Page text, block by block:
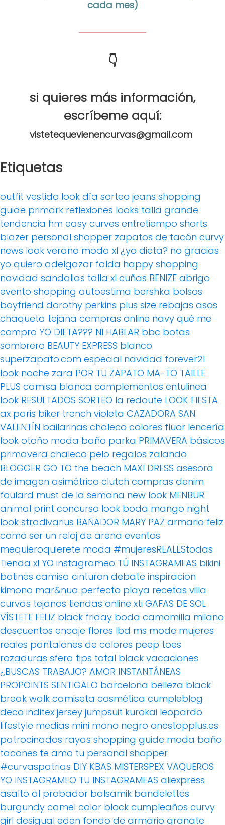
cada mes)
SÓLOPLAZAS
👇
si quieres más información,
escríbeme aquí:
vistetequevienencurvas@gmail.com
Etiquetas
outfit vestido look día sorteo jeans shopping
guide primark reflexiones looks talla grande
tendencia hm easy curves entretiempo shorts
blazer personal shopper zapatos de tacón curvy
news look verano moda xl ¿yo dieta? no gracias
yo quiero adelgazar falda happy shopping
navidad sandalias talla xl cuñas BENIZE abrigo
evento shopping autoestima bershka bolsos
boyfriend dorothy perkins plus size rebajas asos
chaqueta tejana compras online navy qué me
compro YO DIETA??? NI HABLAR bbc botas
sombrero BEAUTY EXPRESS blanco
superzapato.com especial navidad forever21
look noche zara POR TU ZAPATO MA-TO TAILLE
PLUS camisa blanca complementos entulinea
look RESULTADOS SORTEO la redoute LOOK FIESTA
ax paris biker trench violeta CAZADORA SAN
VALENTÍN bailarinas chaleco colores fluor lencería
look otoño moda baño parka PRIMAVERA básicos
primavera chaleco pelo regalos zalando
BLOGGER GO TO the beach MAXI DRESS asesora
de imagen asimétrico clutch compras denim
foulard must de la semana new look MENBUR
animal print concurso look boda mango night
look stradivarius BAÑADOR MARY PAZ armario feliz
como ser un reloj de arena eventos
mequieroquierete moda #mujeresREALEStodas
Tienda xl YO instagrameo TÚ INSTAGRAMEAS bikini
botines camisa cinturon debate inspiracion
kimono mar&nua perfecto playa recetas villa
curvas tejanos tiendas online xti GAFAS DE SOL
VÍSTETE FELIZ black friday boda camomilla milano
descuentos encaje flores lbd ms mode mujeres
reales pantalones de colores peep toes
rozaduras sfera tips total black vacaciones
¿BUSCAS TRABAJO? AMOR INSTANTÁNEAS
PROPOINTS SENTIGALO barcelona belleza black
break walk camiseta cosmética cumpleblog
deco inditex jersey jumpsuit kurokai leopardo
lifestyle medias mini mono negro onestopplus.es
patrocinados rayas shopping guide moda baño
tacones te amo tu personal shopper
#curvaspatrias DIY KBAS MISTERSPEX VAQUEROS
YO INSTAGRAMEO TU INSTAGRAMEAS aliexpress
asalto al probador balsamik bandelettes
burgundy camel color block cumpleaños curvy
girl desigual eden fondo de armario granate